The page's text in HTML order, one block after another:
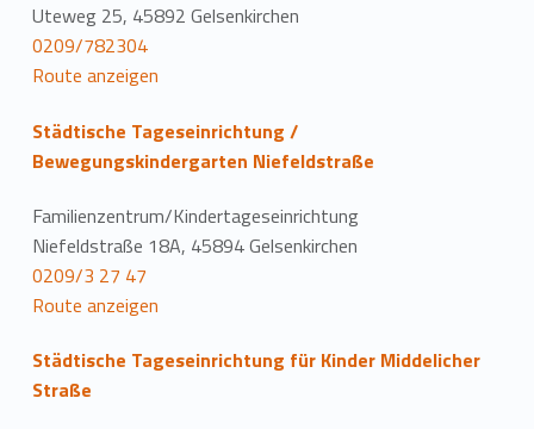
Uteweg 25, 45892 Gelsenkirchen
0209/782304
Route anzeigen
Städtische Tageseinrichtung /
Bewegungskindergarten Niefeldstraße
Familienzentrum/Kindertageseinrichtung
Niefeldstraße 18A, 45894 Gelsenkirchen
0209/3 27 47
Route anzeigen
Städtische Tageseinrichtung für Kinder Middelicher
Straße